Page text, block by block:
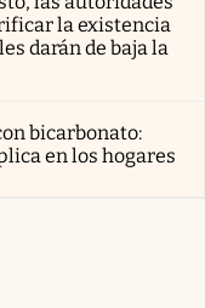
la existencia
darán de baja la
bicarbonato:
en los hogares